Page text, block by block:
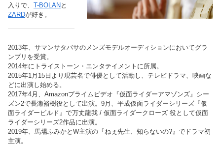
入りで、 T-BOLANと
ZARDが好き。
2013年、サマンサタバサのメンズモデルオーディションにおいてグラ
ンプリを受賞。
2014年にトライストーン・エンタテイメントに所属。
2015年1月15日より現芸名で俳優として活動し、テレビドラマ、映画な
どに出演し始める。
2017年4月、Amazonプライムビデオ『仮面ライダーアマゾンズ』シー
ズン2で長瀬裕樹役として出演。9月、平成仮面ライダーシリーズ『仮
面ライダービルド』で万丈龍我 / 仮面ライダークローズ 役として仮面
ライダーシリーズ2作品に出演。
2019年、馬場ふみかとW主演の『ねぇ先生、知らないの?』でドラマ初
主演。